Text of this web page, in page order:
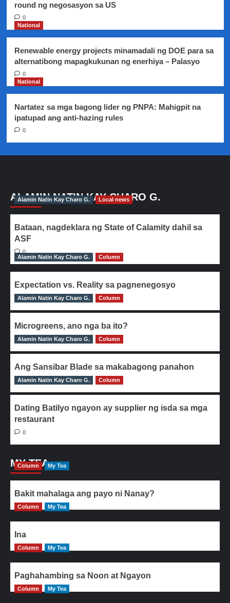
round ng negosasyon sa US
0
National
Renewable energy projects minamadali ng DOE para sa
alternatibong mapagkukunan ng enerhiya – Palasyo
0
National
Nartatez sa mga bagong lider ng PNPA: Mahigpit na
ipatupad ang anti-hazing rules
0
ALAMIN NATIN KAY CHARO G.
Alamin Natin Kay Charo G. Local news
Bataan, nagdeklara ng State of Calamity dahil sa
ASF
0
Alamin Natin Kay Charo G.
Column
Expectation vs. Reality sa pagnenegosyo
0
Alamin Natin Kay Charo G. Column
Microgreens, ano nga ba ito?
0
Alamin Natin Kay Charo G. Column
Ang Sansibar Blade sa makabagong panahon
0
Alamin Natin Kay Charo G. Column
Dating Batilyo ngayon ay supplier ng isda sa mga
restaurant
0
MY TEA
Column My Tea
Bakit mahalaga ang payo ni Nanay?
Column My Tea
Ina
Column My Tea
Paghahambing sa Noon at Ngayon
Column My Tea